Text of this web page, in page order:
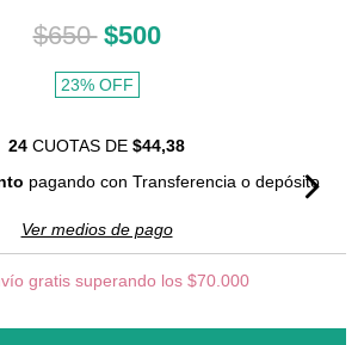
$650 $500
23% OFF
24 CUOTAS DE $44,38
pagando con Transferencia o depósito
Ver medios de pago
gratis superando los $70.000